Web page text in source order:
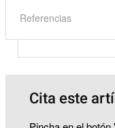
Referencias
Cita este